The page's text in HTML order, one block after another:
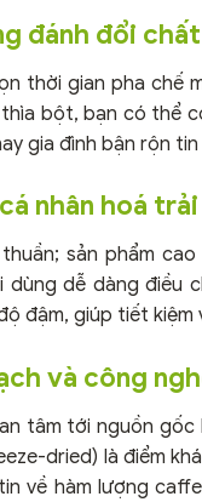
đánh đổi
thời gian pha chế
bột, bạn có thể
gia đình bận rộn tin
nhân hoá
sản phẩm
dễ dàng điều
đậm, giúp tiết
và công
tâm tới nguồn gốc
dried) là điểm
về hàm lượng